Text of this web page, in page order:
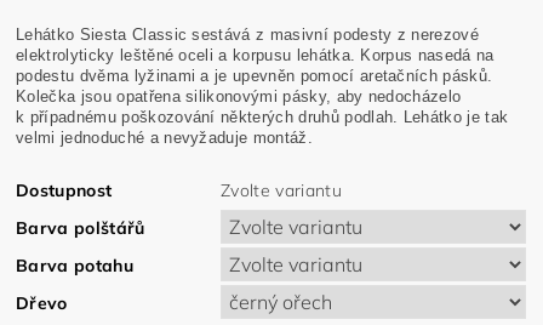
Lehátko Siesta Classic sestává z masivní podesty z nerezové
elektrolyticky leštěné oceli a korpusu lehátka. Korpus nasedá na
podestu dvěma lyžinami a je upevněn pomocí aretačních pásků.
Kolečka jsou opatřena silikonovými pásky, aby nedocházelo
k případnému poškozování některých druhů podlah. Lehátko je tak
velmi jednoduché a nevyžaduje montáž.
Dostupnost
Zvolte variantu
Barva polštářů
Barva potahu
Dřevo